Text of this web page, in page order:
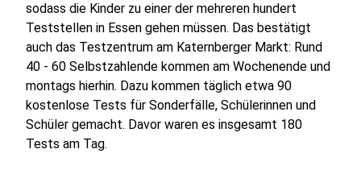
sodass die Kinder zu einer der mehreren hundert
Teststellen in Essen gehen müssen. Das bestätigt
auch das Testzentrum am Katernberger Markt: Rund
40 - 60 Selbstzahlende kommen am Wochenende und
montags hierhin. Dazu kommen täglich etwa 90
kostenlose Tests für Sonderfälle, Schülerinnen und
Schüler gemacht. Davor waren es insgesamt 180
Tests am Tag.